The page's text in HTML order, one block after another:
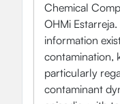
Chemical
OHMi
information
contamination,
particularly
contaminant